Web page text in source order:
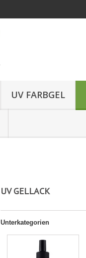
UV FARBGEL
UV GELLACK
Unterkategorien